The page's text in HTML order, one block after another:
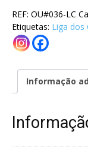
shirt
branca
REF: OU#036-LC
Etiquetas: Liga dos
Informação